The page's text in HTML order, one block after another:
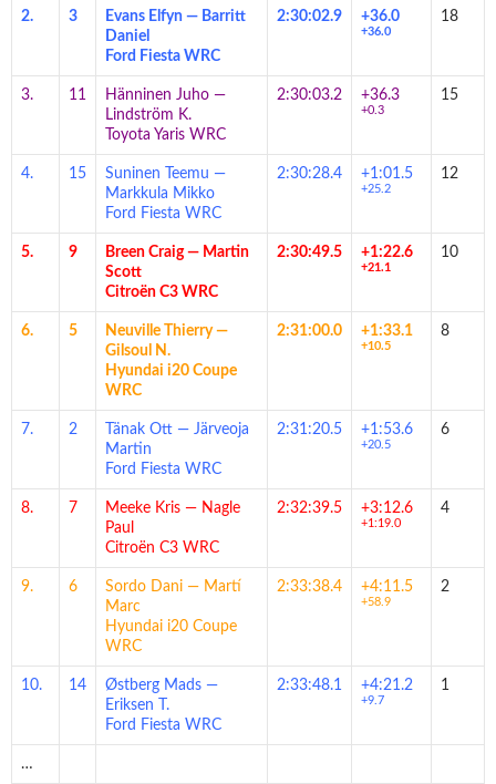
2. 3 Evans Elfyn — Barritt
Daniel
Ford Fiesta WRC
2:30:02.9 +36.0
+36.0
18
3. 11 Hänninen Juho —
Lindström K.
Toyota Yaris WRC
2:30:03.2 +36.3
+0.3
15
4. 15 Suninen Teemu —
Markkula Mikko
Ford Fiesta WRC
2:30:28.4 +1:01.5
+25.2
12
5. 9 Breen Craig— Martin
Scott
Citroën C3 WRC
2:30:49.5 +1:22.6
+21.1
10
6. 5 Neuville Thierry—
Gilsoul N.
Hyundai i20 Coupe
WRC
2:31:00.0 +1:33.1
+10.5
8
7. 2 Tänak Ott — Järveoja
Martin
Ford Fiesta WRC
2:31:20.5 +1:53.6
+20.5
6
8. 7 Meeke Kris — Nagle
Paul
Citroën C3 WRC
2:32:39.5 +3:12.6
+1:19.0
4
9. 6 Sordo Dani — Martí
Marc
Hyundai i20 Coupe
WRC
2:33:38.4 +4:11.5
+58.9
2
10. 14 Østberg Mads —
Eriksen T.
Ford Fiesta WRC
2:33:48.1 +4:21.2
+9.7
1
…